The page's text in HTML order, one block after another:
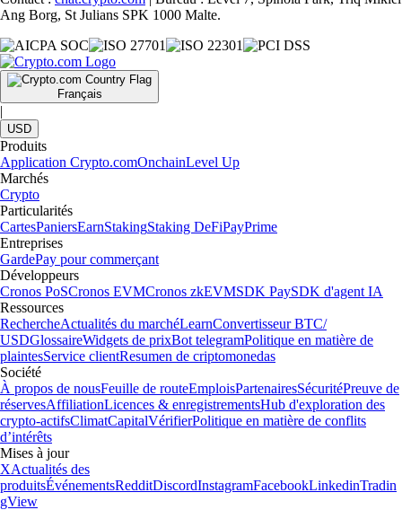
Ang Borg, St Julians SPK 1000 Malte.
Français
|
USD
Produits
Application Crypto.comOnchainLevel Up
Marchés
Crypto
Particularités
CartesPaniersEarnStakingStaking DeFiPayPrime
Entreprises
GardePay pour commerçant
Développeurs
Cronos PoSCronos EVMCronos zkEVMSDK PaySDK d'agent IA
Ressources
RechercheActualités du marchéLearnConvertisseur BTC/
USDGlossaireWidgets de prixBot telegramPolitique en matière de
plaintesService clientResumen de criptomonedas
Société
À propos de nousFeuille de routeEmploisPartenairesSécuritéPreuve de
réservesAffiliationLicences & enregistrementsHub d'exploration des
crypto-actifsClimatCapitalVérifierPolitique en matière de conflits
d’intérêts
Mises à jour
XActualités des
produitsÉvénementsRedditDiscordInstagramFacebookLinkedinTradin
gView